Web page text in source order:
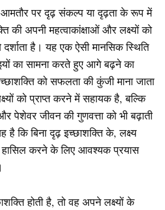
पर दृढ़ संकल्प या दृढ़ता के रूप में
की अपनी महत्वाकांक्षाओं और लक्ष्यों को
दर्शाता है। यह एक ऐसी मानसिक स्थिति
का सामना करते हुए आगे बढ़ने का
को सफलता की कुंजी माना जाता
को प्राप्त करने में सहायक है, बल्कि
पेशेवर जीवन की गुणवत्ता को भी बढ़ाती
कि बिना दृढ़ इच्छाशक्ति के, लक्ष्य
हासिल करने के लिए आवश्यक प्रयास
होती है, तो वह अपने लक्ष्यों के